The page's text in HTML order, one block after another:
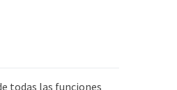
todas las funciones